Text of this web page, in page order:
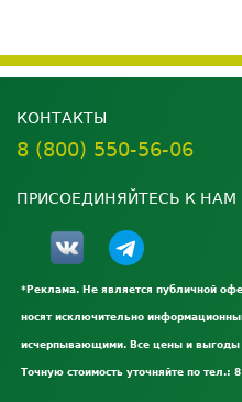
КОНТАКТЫ
8 (800) 550-56-06
ПРИСОЕДИНЯЙТЕСЬ К
*Реклама. Не является публичной
носят исключительно
исчерпывающими. Все цены и выгоды
Точную стоимость уточняйте по тел.: